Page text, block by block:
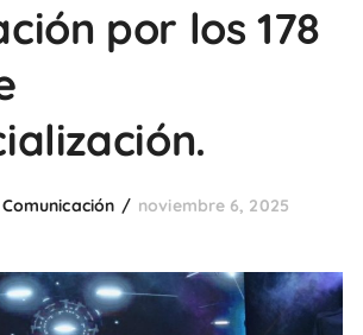
por los 178
noviembre 6, 2025